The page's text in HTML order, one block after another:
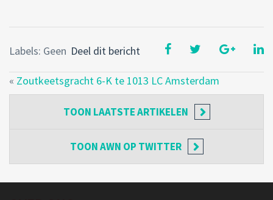
Deel dit bericht
Labels: Geen
« Zoutkeetsgracht 6-K te 1013 LC Amsterdam
TOON LAATSTE ARTIKELEN
TOONAWN OP TWITTER